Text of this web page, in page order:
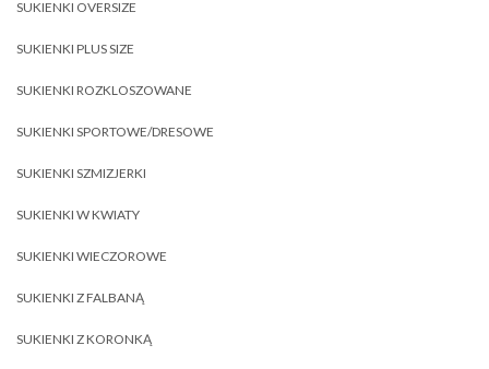
SUKIENKI OVERSIZE
SUKIENKI PLUS SIZE
SUKIENKI ROZKLOSZOWANE
SUKIENKI SPORTOWE/DRESOWE
SUKIENKI SZMIZJERKI
SUKIENKI W KWIATY
SUKIENKI WIECZOROWE
SUKIENKI Z FALBANĄ
SUKIENKI Z KORONKĄ